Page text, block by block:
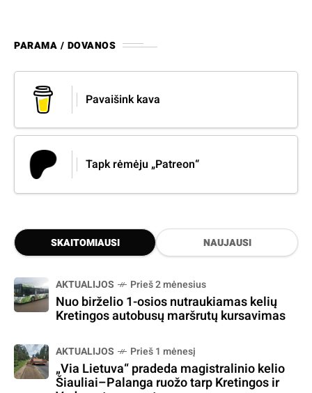
PARAMA / DOVANOS
Pavaišink kava
Tapk rėmėju „Patreon“
SKAITOMIAUSI NAUJAUSI
AKTUALIJOS Prieš 2 mėnesius
Nuo birželio 1-osios nutraukiamas kelių
Kretingos autobusų maršrutų kursavimas
AKTUALIJOS Prieš 1 mėnesį
„Via Lietuva“ pradeda magistralinio kelio
Šiauliai–Palanga ruožo tarp Kretingos ir